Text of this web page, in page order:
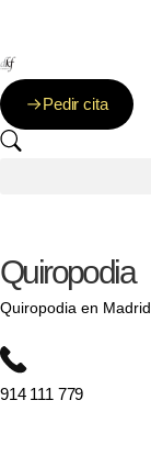
Clínica
Pedir cita
Quiropodia
Quiropodia en Madrid.
914 111 779